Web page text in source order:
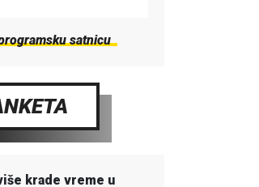
satnicu
krade vreme u